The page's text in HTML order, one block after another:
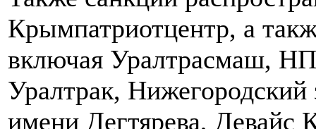
Крымпатриотцентр, а
включая Уралтрасмаш,
Уралтрак,
имени Дегтярева, Девайс